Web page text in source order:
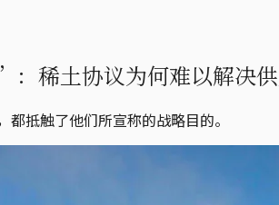
稀土协议为何难以解决供
抵触了他们所宣称的战略目的。